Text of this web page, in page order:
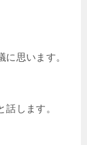
思います。
します。